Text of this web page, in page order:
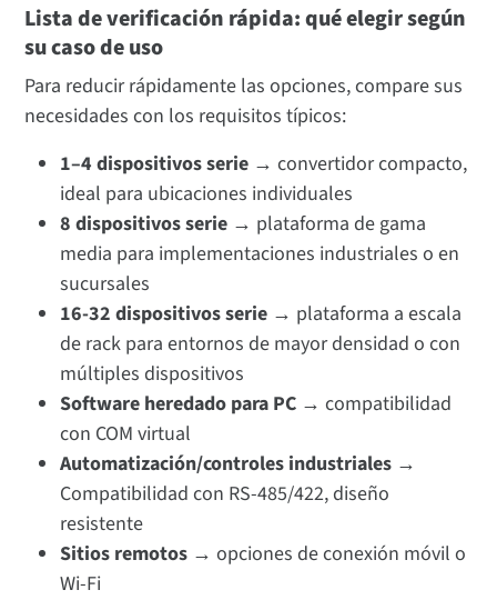
Lista de verificación rápida: qué elegir según
su caso de uso
Para reducir rápidamente las opciones, compare sus
necesidades con los requisitos típicos:
1–4 dispositivos serie → convertidor compacto,
ideal para ubicaciones individuales
8 dispositivos serie → plataforma de gama
media para implementaciones industriales o en
sucursales
16-32 dispositivos serie → plataforma a escala
de rack para entornos de mayor densidad o con
múltiples dispositivos
Software heredado para PC → compatibilidad
con COM virtual
Automatización/controles industriales →
Compatibilidad con RS-485/422, diseño
resistente
Sitios remotos → opciones de conexión móvil o
Wi-Fi